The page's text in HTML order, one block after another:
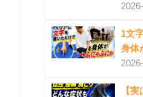
1文
身体
【